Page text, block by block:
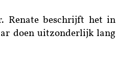
Renate beschrijft het in
doen uitzonderlijk lang